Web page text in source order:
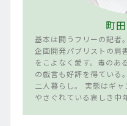
町
基本は闘うフリーの記者
企画開発パブリストの肩
をこよなく愛す。毒のあ
の戯言も好評を得ている
二人暮らし。 実態はギャ
やさぐれている哀しき中